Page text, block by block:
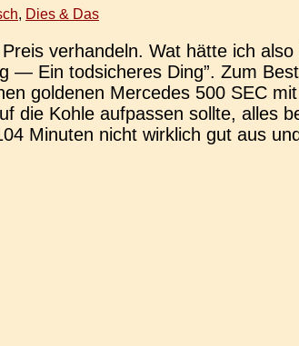
, Dies & Das
Preis ver­han­deln. Wat hätte ich
— Ein tod­si­che­res Ding”. Zum
gol­de­nen Mer­ce­des 500 SEC
die Kohle auf­pas­sen sollte, alles
Minu­ten nicht wirk­lich gut aus